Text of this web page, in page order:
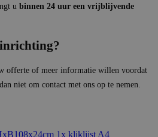
u binnen 24 uur een vrijblijvende
offerte of meer informatie willen voordat
niet om contact met ons op te nemen.